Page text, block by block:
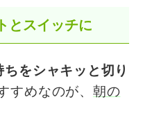
とスイッチに
ちをシャキッと切り
すめなのが、 朝の